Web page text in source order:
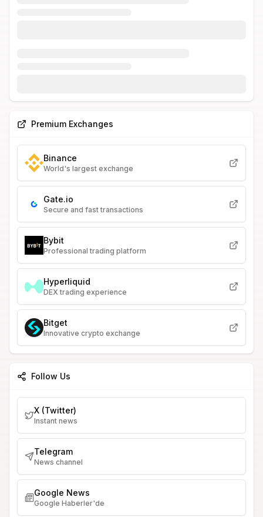
Premium Exchanges
Binance
World's largest exchange
Gate.io
Secure and fast transactions
Bybit
Professional trading platform
Hyperliquid
DEX trading experience
Bitget
Innovative crypto exchange
Follow Us
X (Twitter)
Instant news
Telegram
News channel
Google News
Google Haberler'de